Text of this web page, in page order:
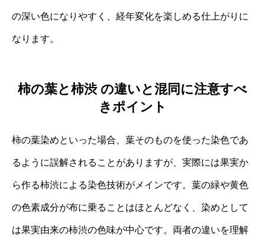
の深い色になりやすく、経年変化を楽しめる仕上がりに
なります。
柿の葉と柿渋 の違いと混同に注意すべ
きポイント
柿の葉染めといった場合、葉そのものを使った染色であ
るように誤解されることがありますが、実際には果実か
ら作る柿渋による染色技術がメインです。葉の緑や黄色
の色素成分が布に乗ることはほとんどなく、染めとして
は果実由来の柿渋の色味が中心です。両者の違いを理解